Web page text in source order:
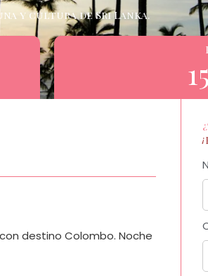
y cultura de Sri Lanka.
destino Colombo. Noche